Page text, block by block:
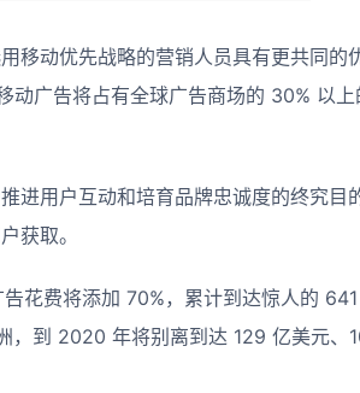
移动优先战略的营销人员具有更共同的
广告将占有全球广告商场的 30% 以
进用户互动和培育品牌忠诚度的终究目
获取。
花费将添加 70%，累计到达惊人的
到 2020 年将别离到达 129 亿美元、